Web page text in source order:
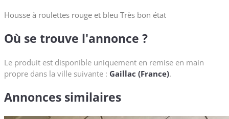
Housse à roulettes rouge et bleu Très bon état
Où se trouve l'annonce ?
Le produit est disponible uniquement en remise en main
propre dans la ville suivante : Gaillac (France).
Annonces similaires